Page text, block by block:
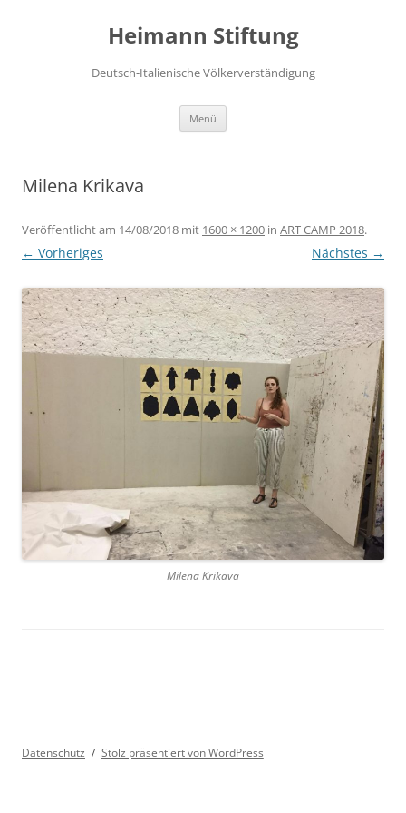
Heimann Stiftung
Deutsch-Italienische Völkerverständigung
Menü
Milena Krikava
Veröffentlicht am 14/08/2018 mit 1600 × 1200 in ART CAMP 2018.
← Vorheriges Nächstes →
Milena Krikava
Datenschutz Stolz präsentiert von WordPress